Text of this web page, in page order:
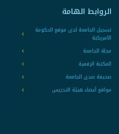
الروابط الهامة
تسجيل الجامعة لدى موقع الحكومة
الامريكية
مجلة الجامعة
المكتبة الرقمية
صحيفة صدى الجامعة
مواقع أعضاء هيئة التدريس